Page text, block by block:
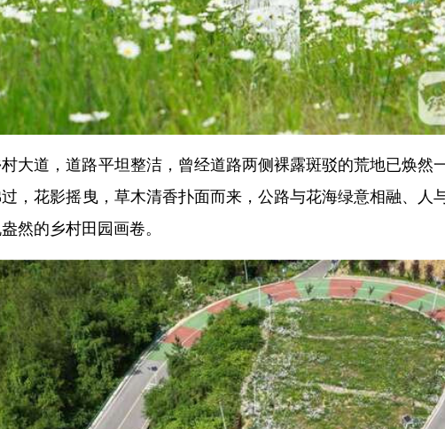
大道，道路平坦整洁，曾经道路两侧裸露斑驳的荒地已焕然
，花影摇曳，草木清香扑面而来，公路与花海绿意相融、人
然的乡村田园画卷。